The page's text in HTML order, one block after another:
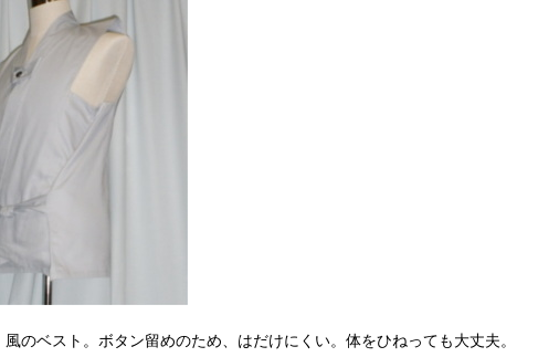
のベスト。ボタン留めのため、はだけにくい。体をひねっても大丈夫。